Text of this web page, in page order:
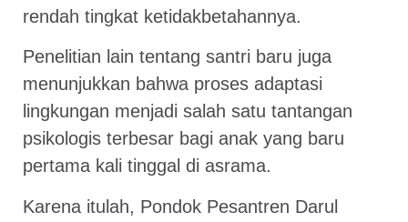
rendah tingkat ketidakbetahannya.
Penelitian lain tentang santri baru juga
menunjukkan bahwa proses adaptasi
lingkungan menjadi salah satu tantangan
psikologis terbesar bagi anak yang baru
pertama kali tinggal di asrama.
Karena itulah, Pondok Pesantren Darul